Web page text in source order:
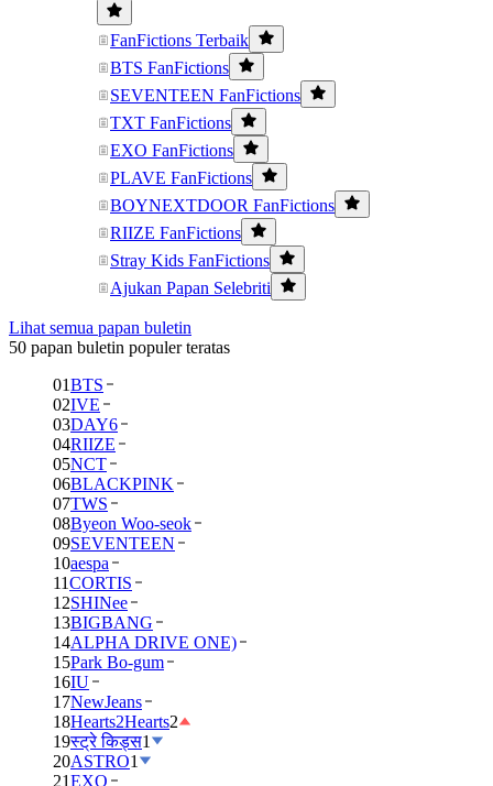
FanFictions Terbaik
BTS FanFictions
SEVENTEEN FanFictions
TXT FanFictions
EXO FanFictions
PLAVE FanFictions
BOYNEXTDOOR FanFictions
RIIZE FanFictions
Stray Kids FanFictions
Ajukan Papan Selebriti
Lihat semua papan buletin
50 papan buletin populer teratas
01BTS
02IVE
03DAY6
04RIIZE
05NCT
06BLACKPINK
07TWS
08Byeon Woo-seok
09SEVENTEEN
10aespa
11CORTIS
12SHINee
13BIGBANG
14ALPHA DRIVE ONE)
15Park Bo-gum
16IU
17NewJeans
18Hearts2Hearts2
19स्ट्रे किड्स1
20ASTRO1
21EXO